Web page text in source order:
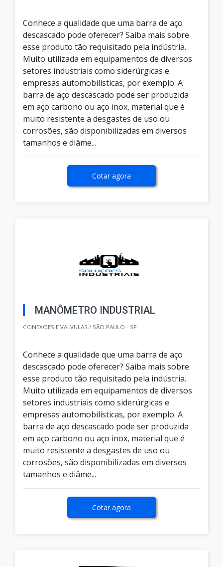
Conhece a qualidade que uma barra de aço
descascado pode oferecer? Saiba mais sobre
esse produto tão requisitado pela indústria.
Muito utilizada em equipamentos de diversos
setores industriais como siderúrgicas e
empresas automobilísticas, por exemplo. A
barra de aço descascado pode ser produzida
em aço carbono ou aço inox, material que é
muito resistente a desgastes de uso ou
corrosões, são disponibilizadas em diversos
tamanhos e diâme...
Cotar agora
MANÔMETRO INDUSTRIAL
CONEXOES E VALVULAS / SÃO PAULO - SP
Conhece a qualidade que uma barra de aço
descascado pode oferecer? Saiba mais sobre
esse produto tão requisitado pela indústria.
Muito utilizada em equipamentos de diversos
setores industriais como siderúrgicas e
empresas automobilísticas, por exemplo. A
barra de aço descascado pode ser produzida
em aço carbono ou aço inox, material que é
muito resistente a desgastes de uso ou
corrosões, são disponibilizadas em diversos
tamanhos e diâme...
Cotar agora